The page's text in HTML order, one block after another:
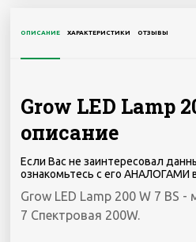
ОПИСАНИЕ ХАРАКТЕРИСТИКИ ОТЗЫВЫ
Grow LED Lamp
описание
Если Вас не заинтересовал
ознакомьтесь с его АНАЛОГАМИ
Grow LED Lamp 200 W 7 BS
7 Спектровая 200W.